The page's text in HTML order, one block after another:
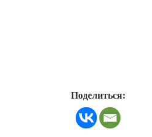
Поделиться: